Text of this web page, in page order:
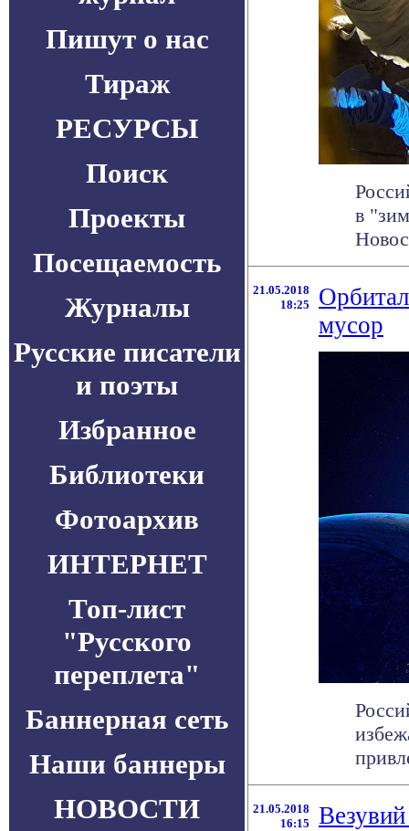
Пишут о нас
Тираж
РЕСУРСЫ
Поиск
Проекты
Посещаемость
Журналы
Русские писатели
и поэты
Избранное
Библиотеки
Фотоархив
ИНТЕРНЕТ
Топ-лист
"Русского
переплета"
Баннерная сеть
Наши баннеры
НОВОСТИ
в
21.05.2018
18:25
мусор
21.05.2018
16:15